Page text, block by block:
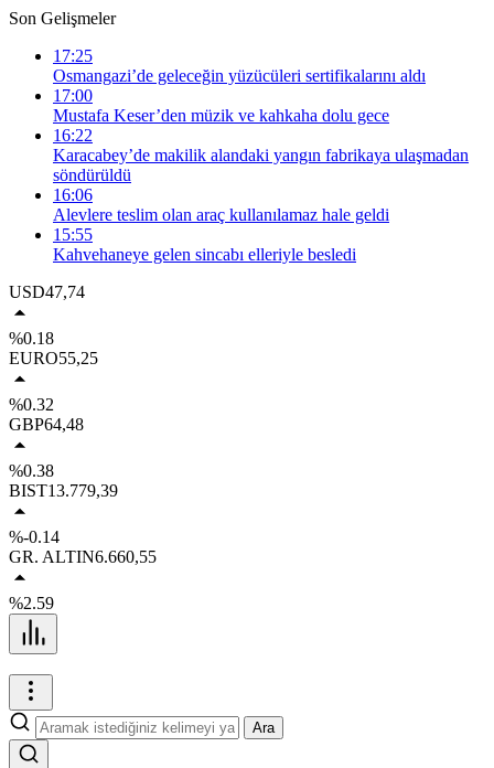
Son Gelişmeler
17:25
Osmangazi’de geleceğin yüzücüleri sertifikalarını aldı
17:00
Mustafa Keser’den müzik ve kahkaha dolu gece
16:22
Karacabey’de makilik alandaki yangın fabrikaya ulaşmadan
söndürüldü
16:06
Alevlere teslim olan araç kullanılamaz hale geldi
15:55
Kahvehaneye gelen sincabı elleriyle besledi
USD47,74
%0.18
EURO55,25
%0.32
GBP64,48
%0.38
BIST13.779,39
%-0.14
GR. ALTIN6.660,55
%2.59
Ara